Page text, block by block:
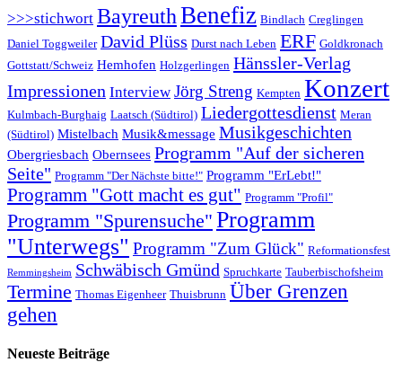
>>>stichwort BayreuthBenefiz Bindlach Creglingen
Daniel Toggweiler David Plüss Durst nach Leben ERF Goldkronach
Gottstatt/Schweiz Hemhofen Holzgerlingen Hänssler-Verlag
Impressionen Interview Jörg Streng Kempten Konzert
Kulmbach-Burghaig Laatsch (Südtirol) Liedergottesdienst Meran
(Südtirol) Mistelbach Musik&message Musikgeschichten
Obergriesbach Obernsees Programm "Auf der sicheren
Seite" Programm "Der Nächste bitte!" Programm "ErLebt!"
Programm "Gott macht es gut" Programm "Profil"
Programm "Spurensuche" Programm
"Unterwegs" Programm "Zum Glück" Reformationsfest
Remmingsheim Schwäbisch Gmünd Spruchkarte Tauberbischofsheim
Termine Thomas Eigenheer Thuisbrunn Über Grenzen
gehen
Neueste Beiträge